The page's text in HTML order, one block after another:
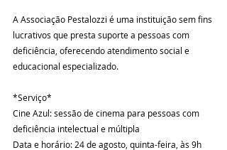
A Associação Pestalozzi é uma instituição sem fins
lucrativos que presta suporte a pessoas com
deficiência, oferecendo atendimento social e
educacional especializado.
*Serviço*
Cine Azul: sessão de cinema para pessoas com
deficiência intelectual e múltipla
Data e horário: 24 de agosto, quinta-feira, às 9h